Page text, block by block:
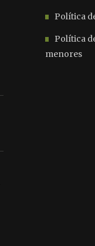
Política
Política
menores